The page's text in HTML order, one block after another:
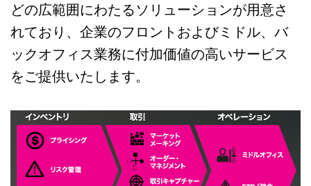
どの広範囲にわたるソリューションが用意さ
れており、企業のフロントおよびミドル、バ
ックオフィス業務に付加価値の高いサービス
をご提供いたします。